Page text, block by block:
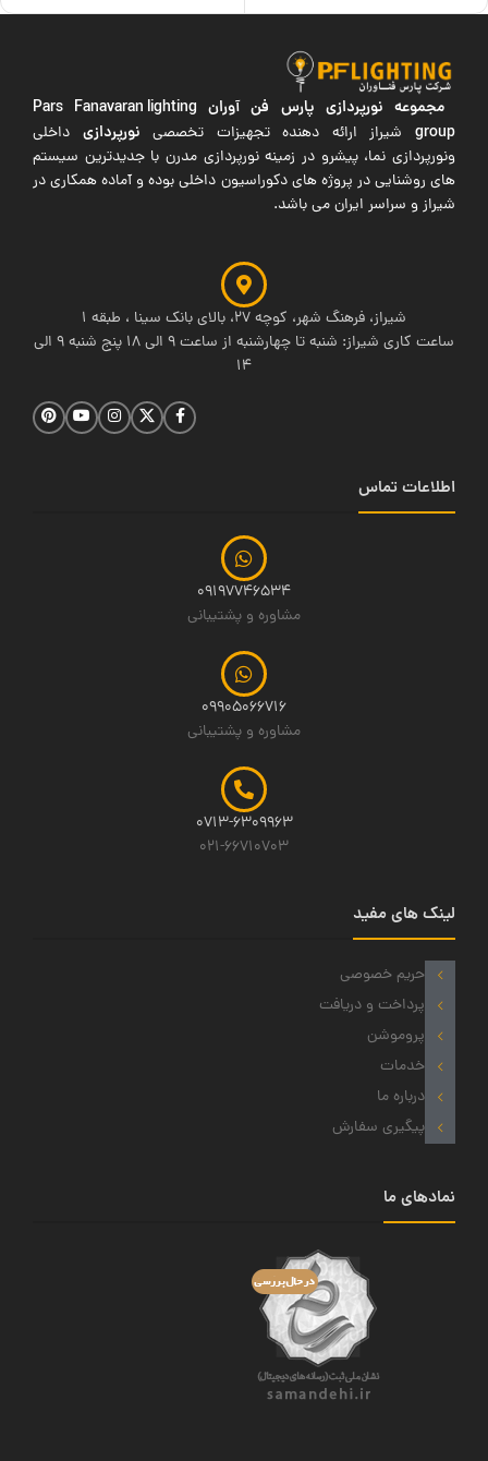
مجموعه نورپردازی پارس فن آوران Pars Fanavaran lighting
groupشیراز ارائه دهنده تجهیزات تخصصی نورپردازی داخلی
ونورپردازی نما، پیشرو در زمینه نورپردازی مدرن با جدیدترین سیستم
های روشنایی در پروژه های دکوراسیون داخلی بوده و آماده همکاری در
شیراز و سراسر ایران می باشد.
شیراز، فرهنگ شهر، کوچه 27، بالای بانک سینا ، طبقه 1
ساعت کاری شیراز: شنبه تا چهارشنبه از ساعت 9 الی 18 پنج شنبه 9 الی
14
اطلاعات تماس
09197746534
مشاوره و پشتیبانی
09905066716
مشاوره و پشتیبانی
0713-6309963
021-66710703
لینک های مفید
حریم خصوصی
پرداخت و دریافت
پروموشن
خدمات
درباره ما
پیگیری سفارش
نمادهای ما